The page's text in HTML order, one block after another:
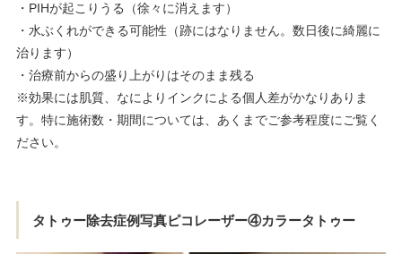
・PIHが起こりうる（徐々に消えます）
・水ぶくれができる可能性（跡にはなりません。数日後に綺麗に
治ります）
・治療前からの盛り上がりはそのまま残る
※効果には肌質、なによりインクによる個人差がかなりありま
す。特に施術数・期間については、あくまでご参考程度にご覧く
ださい。
タトゥー除去症例写真ピコレーザー④カラータトゥー